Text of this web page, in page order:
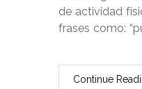
de actividad
frases como:
Continue